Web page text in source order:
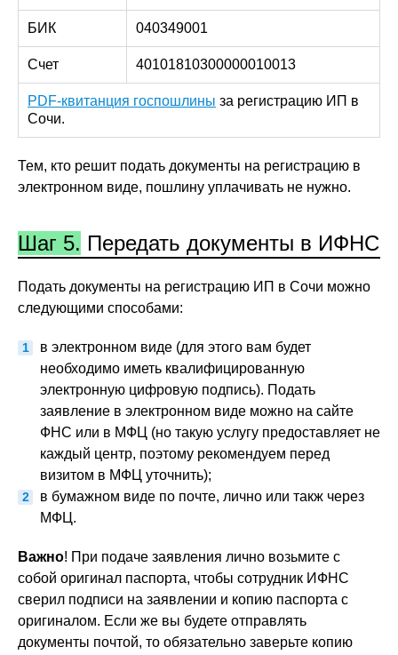
БИК 040349001
Счет 40101810300000010013
PDF-квитанция госпошлины за регистрацию ИП в
Сочи.
Тем, кто решит подать документы на регистрацию в
электронном виде, пошлину уплачивать не нужно.
Шаг 5. Передать документы в ИФНС
Подать документы на регистрацию ИП в Сочи можно
следующими способами:
в электронном виде (для этого вам будет
необходимо иметь квалифицированную
электронную цифровую подпись). Подать
заявление в электронном виде можно на сайте
ФНС или в МФЦ (но такую услугу предоставляет не
каждый центр, поэтому рекомендуем перед
визитом в МФЦ уточнить);
в бумажном виде по почте, лично или такж через
МФЦ.
Важно! При подаче заявления лично возьмите с
собой оригинал паспорта, чтобы сотрудник ИФНС
сверил подписи на заявлении и копию паспорта с
оригиналом. Если же вы будете отправлять
документы почтой, то обязательно заверьте копию